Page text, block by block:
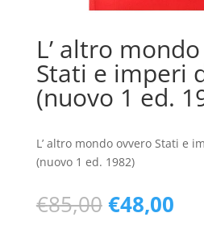
L’ altro
Stati e imperi
(nuovo 1 ed.
L’ altro mondo ovvero Stati e
(nuovo 1 ed. 1982)
€85,00 Il
prezzo
€48,00Il